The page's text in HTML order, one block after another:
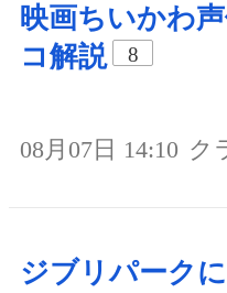
映画ちいかわ
コ解説
8
08月07日 14:10 ク
ジブリパーク